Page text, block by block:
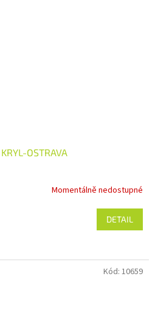
OSTRAVA
Momentálně nedostupné
DETAIL
Kód: 10659